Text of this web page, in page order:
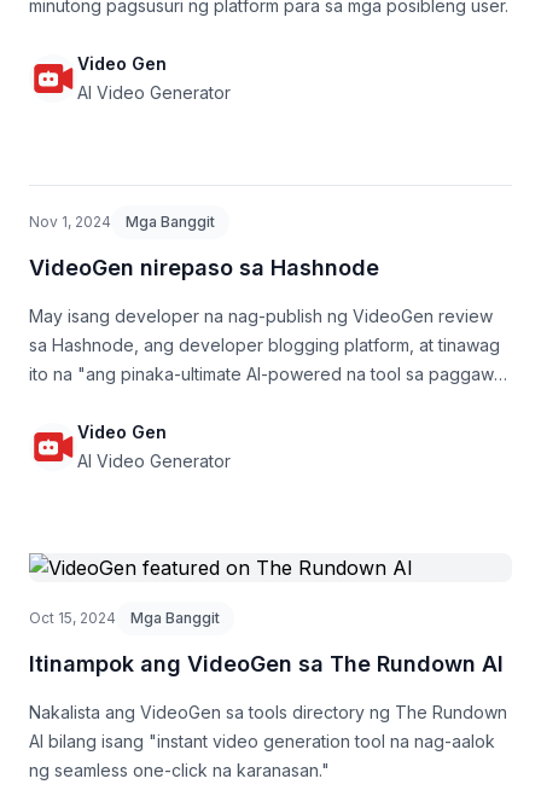
minutong pagsusuri ng platform para sa mga posibleng user.
Video Gen
AI Video Generator
Nov 1, 2024 Mga Banggit
VideoGen nirepaso sa Hashnode
May isang developer na nag-publish ng VideoGen review
sa Hashnode, ang developer blogging platform, at tinawag
ito na "ang pinaka-ultimate AI-powered na tool sa paggawa
Video Gen
AI Video Generator
Oct 15, 2024 Mga Banggit
Itinampok ang VideoGen sa The Rundown AI
Nakalista ang VideoGen sa tools directory ng The Rundown
AI bilang isang "instant video generation tool na nag-aalok
ng seamless one-click na karanasan."